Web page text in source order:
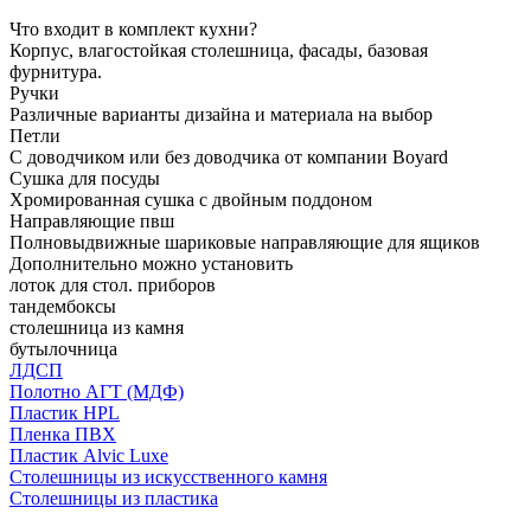
Что входит в комплект кухни?
Корпус, влагостойкая столешница, фасады, базовая
фурнитура.
Ручки
Различные варианты дизайна и материала на выбор
Петли
С доводчиком или без доводчика от компании Boyard
Сушка для посуды
Хромированная сушка с двойным поддоном
Направляющие пвш
Полновыдвижные шариковые направляющие для ящиков
Дополнительно можно установить
лоток для стол. приборов
тандембоксы
столешница из камня
бутылочница
ЛДСП
Полотно АГТ (МДФ)
Пластик HPL
Пленка ПВХ
Пластик Alvic Luxe
Столешницы из искусственного камня
Столешницы из пластика